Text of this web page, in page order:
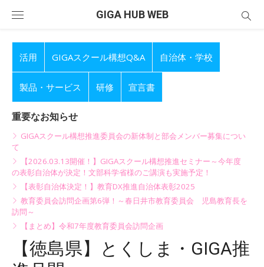
GIGA HUB WEB
活用 GIGAスクール構想Q&A 自治体・学校
製品・サービス 研修 宣言書
重要なお知らせ
GIGAスクール構想推進委員会の新体制と部会メンバー募集につい
て
【2026.03.13開催！】GIGAスクール構想推進セミナー～今年度
の表彰自治体が決定！文部科学省様のご講演も実施予定！
【表彰自治体決定！】教育DX推進自治体表彰2025
教育委員会訪問企画第6弾！～春日井市教育委員会 児島教育長を
訪問～
【まとめ】令和7年度教育委員会訪問企画
【徳島県】とくしま・GIGA推